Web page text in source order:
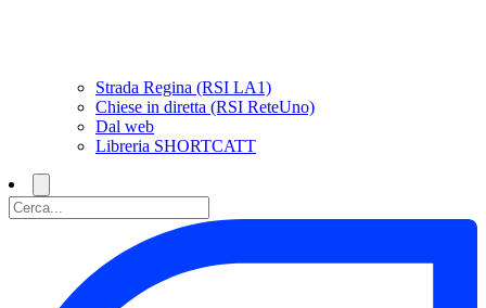
Strada Regina (RSI LA1)
Chiese in diretta (RSI ReteUno)
Dal web
Libreria SHORTCATT